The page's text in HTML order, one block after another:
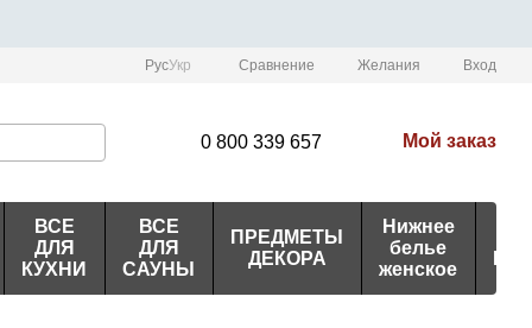
РусУкр Сравнение Желания Вход
0 800 339 657 Мой заказ
ВСЕ
ДЛЯ
КУХНИ
ВСЕ
ДЛЯ
САУНЫ
ПРЕДМЕТЫ
ДЕКОРА
Нижнее
белье
женское